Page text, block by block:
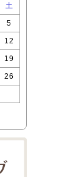
土
5
12
19
26